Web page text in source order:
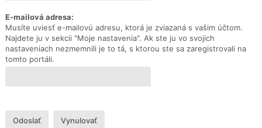
E-mailová adresa:
Musíte uviesť e-mailovú adresu, ktorá je zviazaná s vašim účtom.
Najdete ju v sekcii "Moje nastavenia". Ak ste ju vo svojich
nastaveniach nezmemnili je to tá, s ktorou ste sa zaregistrovali na
tomto portáli.